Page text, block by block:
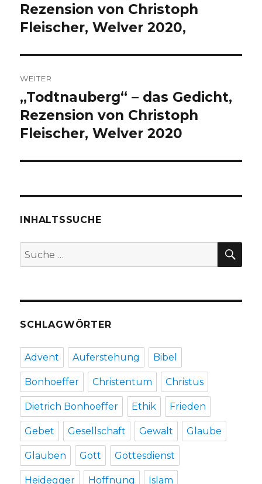
Beitrag:
Rezension von Christoph
Fleischer, Welver 2020,
WEITER
Nächster
Beitrag:
„Todtnauberg“ – das Gedicht,
Rezension von Christoph
Fleischer, Welver 2020
INHALTSSUCHE
Suche
nach:
SCHLAGWÖRTER
Advent Auferstehung Bibel
Bonhoeffer Christentum Christus
Dietrich Bonhoeffer Ethik Frieden
Gebet Gesellschaft Gewalt Glaube
Glauben Gott Gottesdienst
Heidegger Hoffnung Islam